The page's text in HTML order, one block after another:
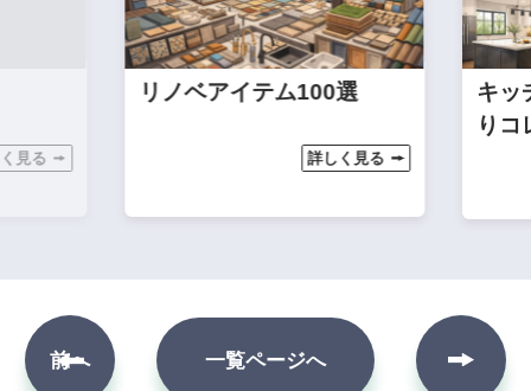
リノベアイテム100選
キッチンワー
りコレクション
前へ 一覧ページへ
次へ